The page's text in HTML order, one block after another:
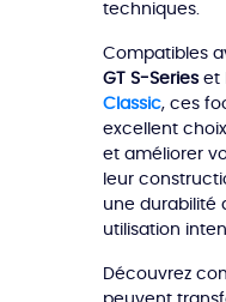
techniques.
Compatibles
GT S-Serieset
Classic, ces
excellent
et améliorer
leur
une durabilité
utilisation
Découvrez